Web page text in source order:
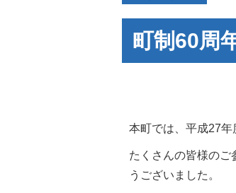
町制60周
本町では、平成27年
たくさんの皆様のご
うございました。